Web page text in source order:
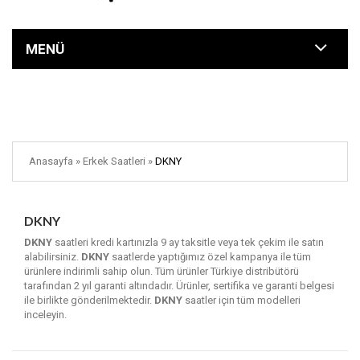
MENÜ
Anasayfa » Erkek Saatleri » DKNY
DKNY
DKNY saatleri kredi kartınızla 9 ay taksitle veya tek çekim ile satın
alabilirsiniz. DKNY saatlerde yaptığımız özel kampanya ile tüm
ürünlere indirimli sahip olun. Tüm ürünler Türkiye distribütörü
tarafından 2 yıl garanti altındadır. Ürünler, sertifika ve garanti belgesi
ile birlikte gönderilmektedir. DKNY saatler için tüm modelleri
inceleyin.